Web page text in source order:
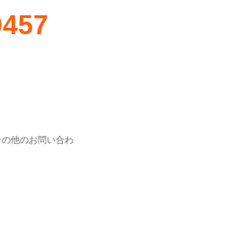
他のお問い合わ